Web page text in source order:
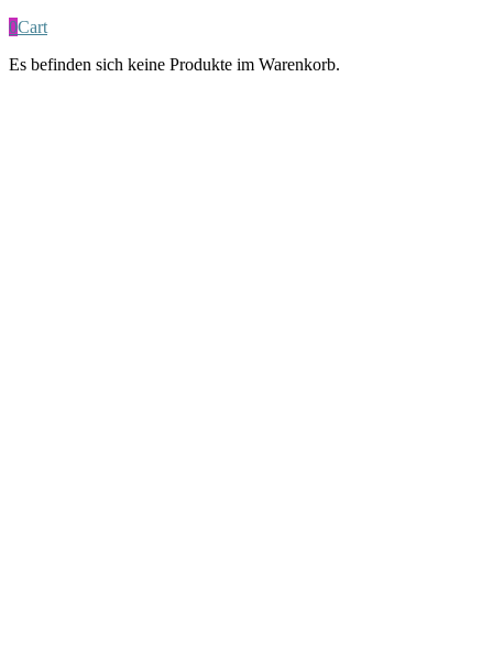
0Cart
Es befinden sich keine Produkte im Warenkorb.